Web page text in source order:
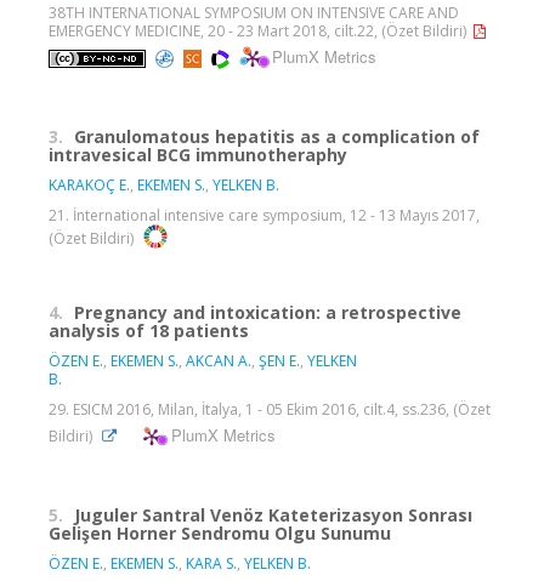
38TH INTERNATIONAL SYMPOSIUM ON INTENSIVE CARE AND
EMERGENCY MEDICINE, 20 - 23 Mart 2018, cilt.22, (Özet Bildiri)
PlumX Metrics
3. Granulomatous hepatitis as a complication of
intravesical BCG immunotheraphy
KARAKOÇ E., EKEMEN S., YELKEN B.
21. İnternational intensive care symposium, 12 - 13 Mayıs 2017,
(Özet Bildiri)
4. Pregnancy and intoxication: a retrospective
analysis of 18 patients
ÖZEN E., EKEMEN S., AKCAN A., ŞEN E., YELKEN
B.
29. ESICM 2016, Milan, İtalya, 1 - 05 Ekim 2016, cilt.4, ss.236, (Özet
Bildiri)
PlumX Metrics
5. Juguler Santral Venöz Kateterizasyon Sonrası
Gelişen Horner Sendromu Olgu Sunumu
ÖZEN E., EKEMEN S., KARA S., YELKEN B.